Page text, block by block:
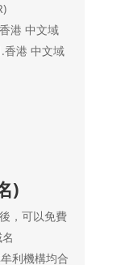
港 中文域
香港 中文域
)
，可以免費
利機構均合